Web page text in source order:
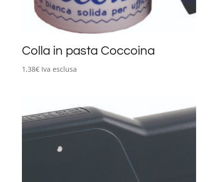
Colla in pasta Coccoina
1,38€ Iva esclusa